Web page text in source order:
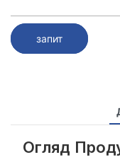
запит
Огляд